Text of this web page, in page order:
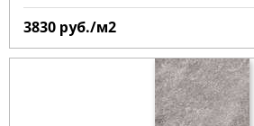
3830 руб./м2